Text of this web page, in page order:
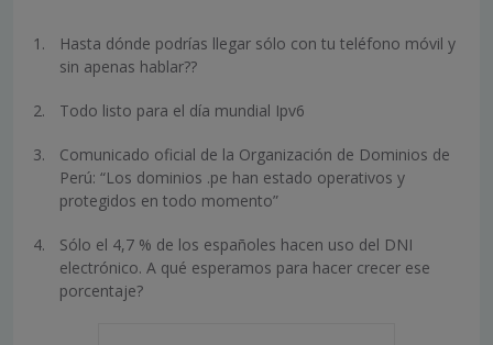
Hasta dónde podrías llegar sólo con tu teléfono móvil y
sin apenas hablar??
Todo listo para el día mundial Ipv6
Comunicado oficial de la Organización de Dominios de
Perú: “Los dominios .pe han estado operativos y
protegidos en todo momento”
Sólo el 4,7 % de los españoles hacen uso del DNI
electrónico. A qué esperamos para hacer crecer ese
porcentaje?